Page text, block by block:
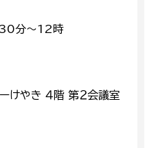
30分～12時
けやき ４階 第２会議室